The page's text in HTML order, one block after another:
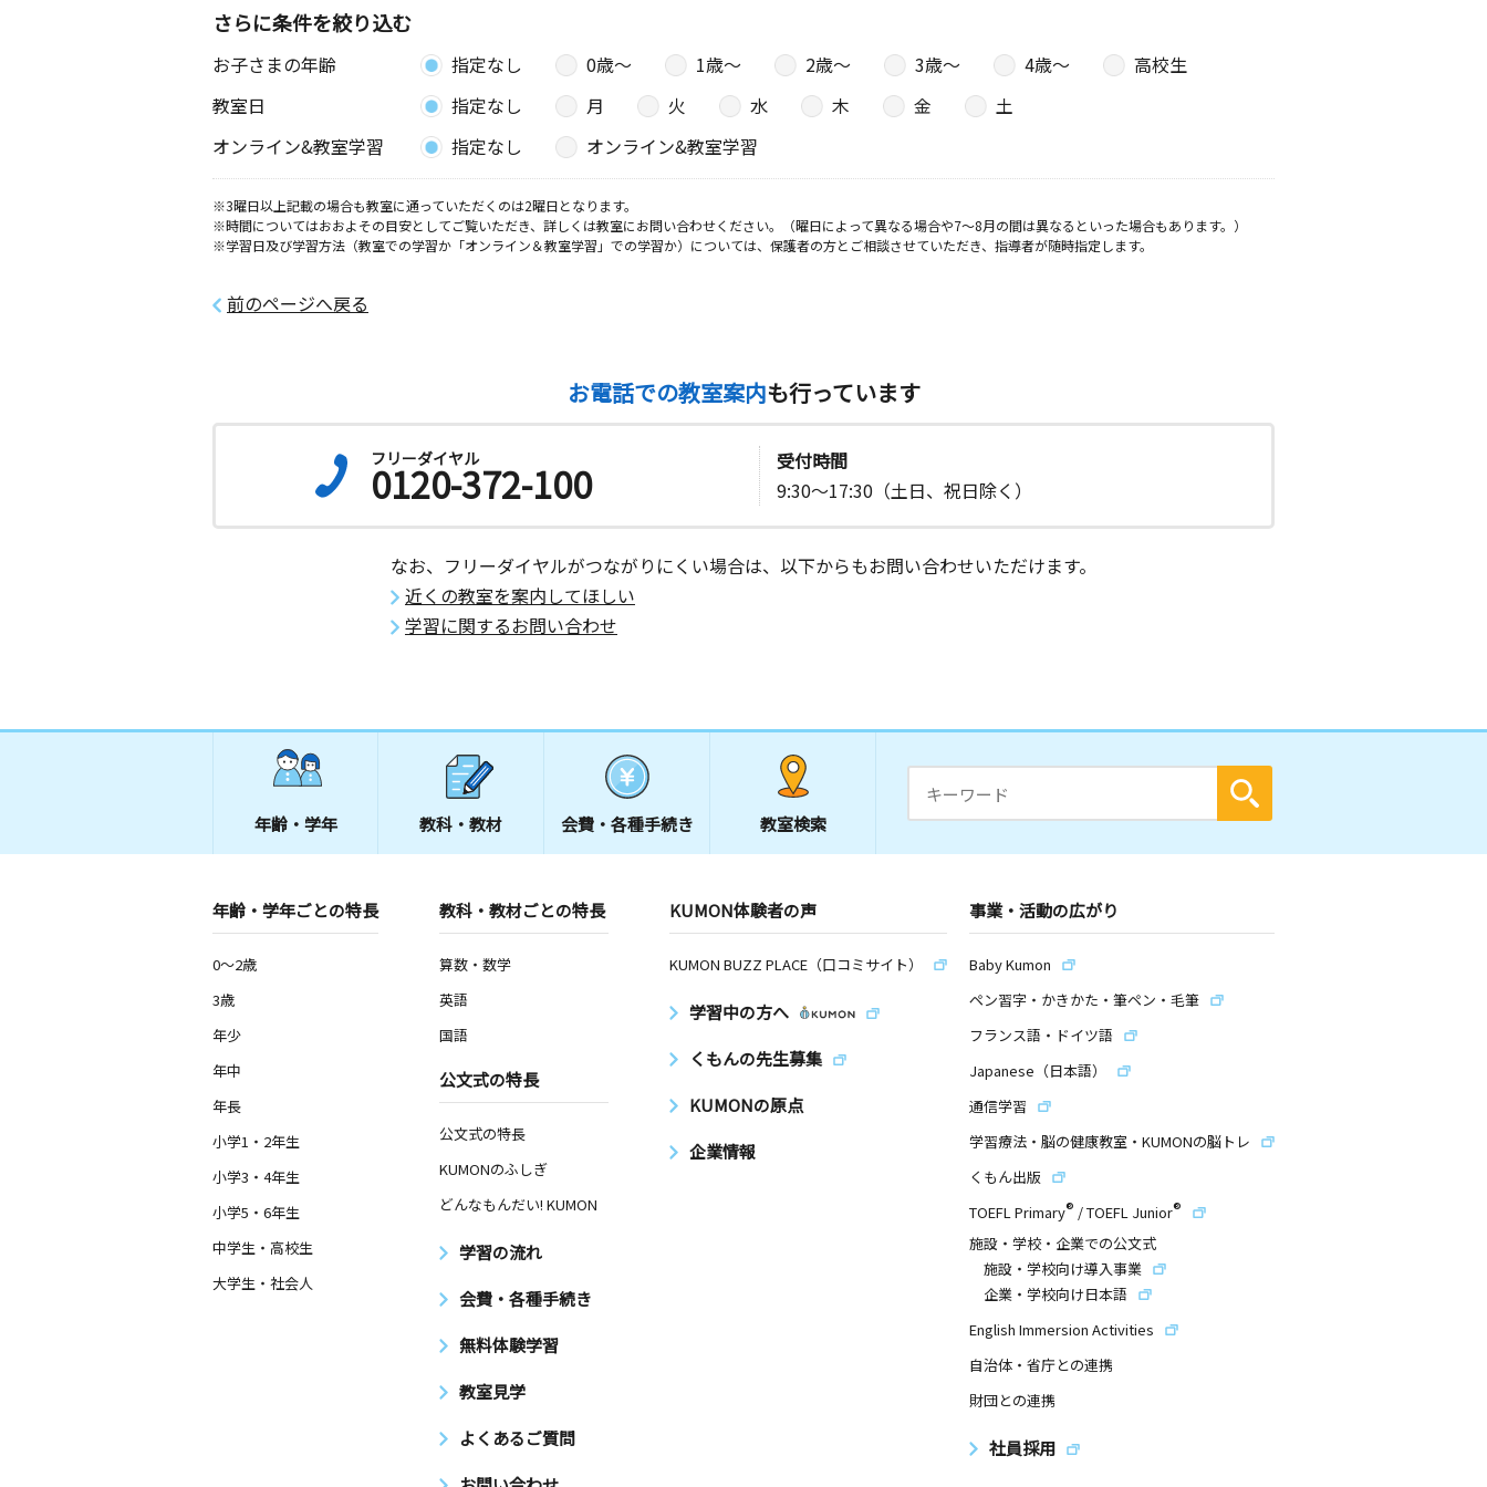
さらに条件を絞り込む
お子さまの年齢 指定なし 0歳〜 1歳〜 2歳〜 3歳〜 4歳〜
高校生
教室日
指定なし 月 火 水 木 金
土
オンライン&教室学習
指定なし オンライン&教室学習
※3曜日以上記載の場合も教室に通っていただくのは2曜日となります。
※時間についてはおおよその目安としてご覧いただき、詳しくは教室にお問い合わせください。（曜日によって異なる場合や7～8月の間は異なるといった場合もあります。）
※学習日及び学習方法（教室での学習か「オンライン＆教室学習」での学習か）については、保護者の方とご相談させていただき、指導者が随時指定します。
前のページへ戻る
お電話での教室案内も行っています
フリーダイヤル
0120-372-100
受付時間
9:30～17:30（土日、祝日除く）
なお、フリーダイヤルがつながりにくい場合は、以下からもお問い合わせいただけます。
近くの教室を案内してほしい
学習に関するお問い合わせ
年齢・学年 教科・教材 会費・ 各種手続き 教室検索
年齢・学年ごとの特長
0～2歳
3歳
年少
年中
年長
小学1・2年生
小学3・4年生
小学5・6年生
中学生・高校生
大学生・社会人
教科・教材ごとの特長
算数・数学
英語
国語
公文式の特長
公文式の特長
KUMONのふしぎ
どんなもんだい! KUMON
学習の流れ
会費・各種手続き
無料体験学習
教室見学
よくあるご質問
KUMON体験者の声
KUMON BUZZ PLACE（口コミサイト）
学習中の方へ
くもんの先生募集
KUMONの原点
企業情報
事業・活動の広がり
Baby Kumon
ペン習字・かきかた・筆ペン・毛筆
フランス語・ドイツ語
Japanese（日本語）
通信学習
学習療法・脳の健康教室・KUMONの脳トレ
くもん出版
TOEFL Primary® /TOEFL Junior®
施設・学校・企業での公文式
施設・学校向け導入事業
企業・学校向け日本語
English Immersion Activities
自治体・省庁との連携
財団との連携
社員採用